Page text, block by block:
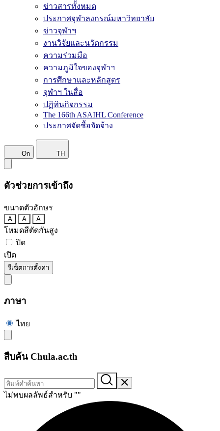
ข่าวสารทั้งหมด
ประกาศจุฬาลงกรณ์มหาวิทยาลัย
ข่าวจุฬาฯ
งานวิจัยและนวัตกรรม
ความร่วมมือ
ความภูมิใจของจุฬาฯ
การศึกษาและหลักสูตร
จุฬาฯ ในสื่อ
ปฏิทินกิจกรรม
The 166th ASAIHL Conference
ประกาศจัดซื้อจัดจ้าง
On TH
ตัวช่วยการเข้าถึง
ขนาดตัวอักษร
A A A
โหมดสีตัดกันสูง
ปิด
เปิด
รีเซ็ตการตั้งค่า
ภาษา
ไทย
สืบค้น Chula.ac.th
ไม่พบผลลัพธ์สำหรับ ""